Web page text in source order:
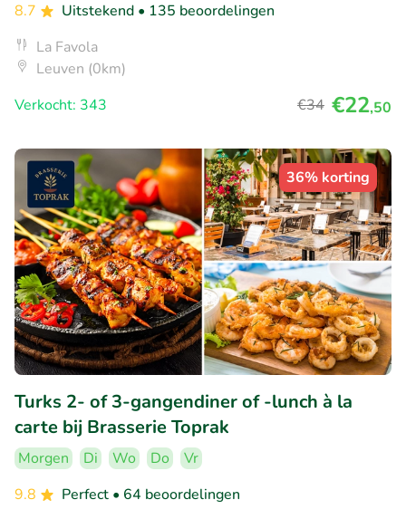
8.7
Uitstekend • 135 beoordelingen
La Favola
Leuven (0km)
Verkocht: 343
€34 €22,50
36% korting
Turks 2- of 3-gangendiner of -lunch à la
carte bij Brasserie Toprak
Morgen Di Wo Do
Vr
9.8
Perfect • 64 beoordelingen